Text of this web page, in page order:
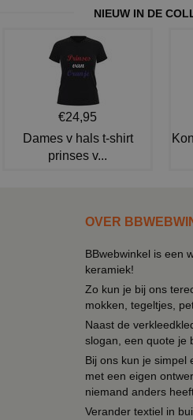
NIEUW IN DE
€24,95
Dames v hals t-shirt
prinses v...
OVER
BBwebwinkel is een
keramiek!
Zo kun je bij ons
mokken, tegeltjes,
Naast de
slogan, een quote je
Bij ons kun je simpel
met een eigen
niemand anders
Verander textiel in